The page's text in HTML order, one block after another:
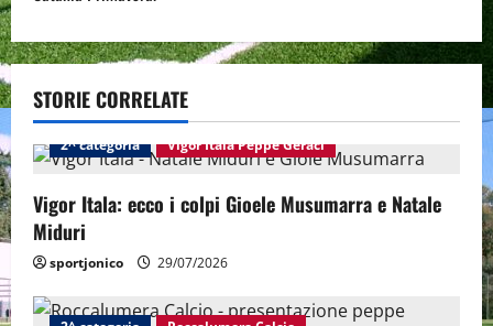
a
v
i
g
a
t
STORIE CORRELATE
2^ categoria Vigor Itala Peppe Geraci
Vigor Itala: ecco i colpi Gioele Musumarra e Natale
Miduri
sportjonico 29/07/2026